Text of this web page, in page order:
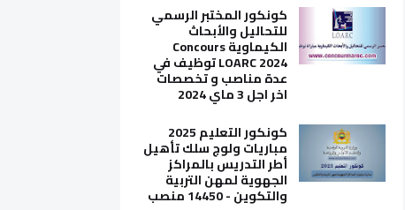
كونكور المختبر الرسمي
للتحاليل والأبحاث
الكيماوية Concours
LOARC 2024 توظيف في
عدة مناصب و تخصصات
اخر اجل 3 ماي 2024
كونكور التعليم 2025
مباريات ولوج سلك تأهيل
أطر التدريس بالمراكز
الجهوية لمهن التربية
والتكوين - 14450 منصب